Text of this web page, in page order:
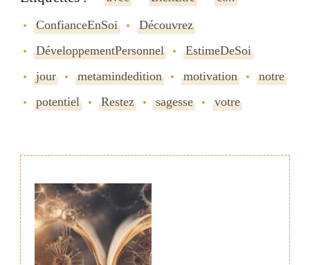
ConfianceEnSoi
Découvrez
DéveloppementPersonnel
EstimeDeSoi
jour
metamindedition motivation
notre
potentiel
Restez sagesse votre
Navigation
de